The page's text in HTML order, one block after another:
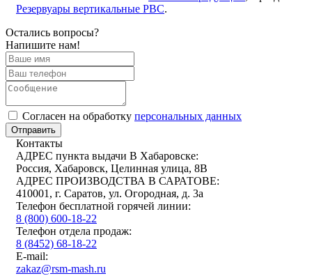
Резервуары вертикальные РВС.
Остались вопросы?
Напишите нам!
Cогласен на обработку персональных данных
Отправить
Контакты
АДРЕС пункта выдачи В Хабаровске:
Россия, Хабаровск, Целинная улица, 8В
АДРЕС ПРОИЗВОДСТВА В САРАТОВЕ:
410001, г. Саратов, ул. Огородная, д. 3а
Телефон бесплатной горячей линии:
8 (800) 600-18-22
Телефон отдела продаж:
8 (8452) 68-18-22
E-mail:
zakaz@rsm-mash.ru